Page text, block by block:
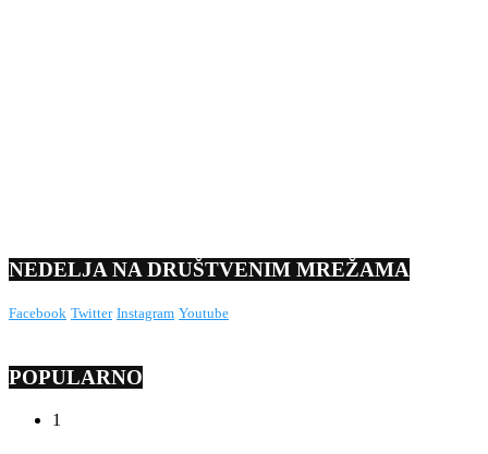
NEDELJA NA DRUŠTVENIM MREŽAMA
Facebook Twitter Instagram Youtube
POPULARNO
1